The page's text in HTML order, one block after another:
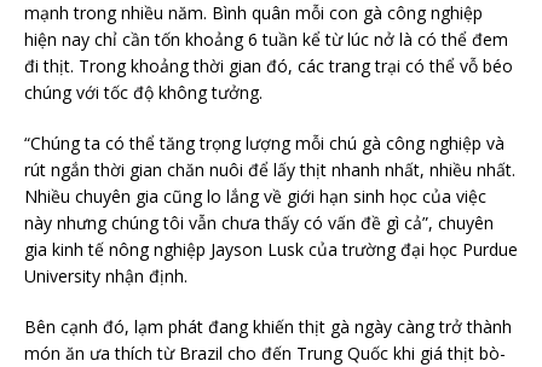
mạnh trong nhiều năm. Bình quân mỗi con gà công nghiệp
hiện nay chỉ cần tốn khoảng 6 tuần kể từ lúc nở là có thể đem
đi thịt. Trong khoảng thời gian đó, các trang trại có thể vỗ béo
chúng với tốc độ không tưởng.
“Chúng ta có thể tăng trọng lượng mỗi chú gà công nghiệp và
rút ngắn thời gian chăn nuôi để lấy thịt nhanh nhất, nhiều nhất.
Nhiều chuyên gia cũng lo lắng về giới hạn sinh học của việc
này nhưng chúng tôi vẫn chưa thấy có vấn đề gì cả”, chuyên
gia kinh tế nông nghiệp Jayson Lusk của trường đại học Purdue
University nhận định.
Bên cạnh đó, lạm phát đang khiến thịt gà ngày càng trở thành
món ăn ưa thích từ Brazil cho đến Trung Quốc khi giá thịt bò-